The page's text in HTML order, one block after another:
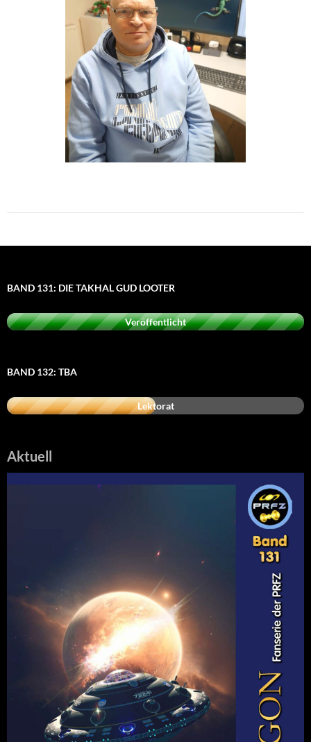
BAND 131: DIE TAKHAL GUD LOOTER
Veröffentlicht
BAND 132: TBA
Lektorat
Aktuell